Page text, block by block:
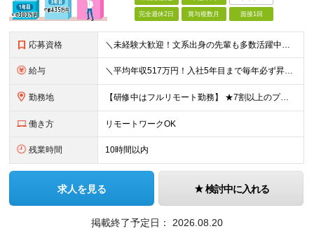
完全週休2日 賞与複数月 面接1回
応募資格 ＼未経験大歓迎！文系出身の先輩も多数活躍中／ ◆PCスキルに自信のない方も歓迎 ◆完全未経験OK ◆社会人デビューもOK ◆学歴不問 「働きながら少しずつ専門スキルを身につけたい」という意欲重視の採
給与 ＼平均年収517万円！入社5年目まで毎年必ず昇給／ ■賞与年3回 ■年収800万円以上も可 ■入社3年以上の平均年収469.2万円 月給23万2000円以上＋賞与年3回＋各種手当 ☆入社5年目まで最
勤務地 【研修中はフルリモート勤務】 ★7割以上のプロジェクトでリモートワークを導入 ★一都三県のプロジェクト先 ★転居を伴う転勤なし ＜プロジェクト先＞ 東京・神奈川・千葉・埼玉でのプロジェクト先にて勤務
働き方 リモートワークOK
残業時間 10時間以内
求人を見る 検討中に入れる
掲載終了予定日： 2026.08.20